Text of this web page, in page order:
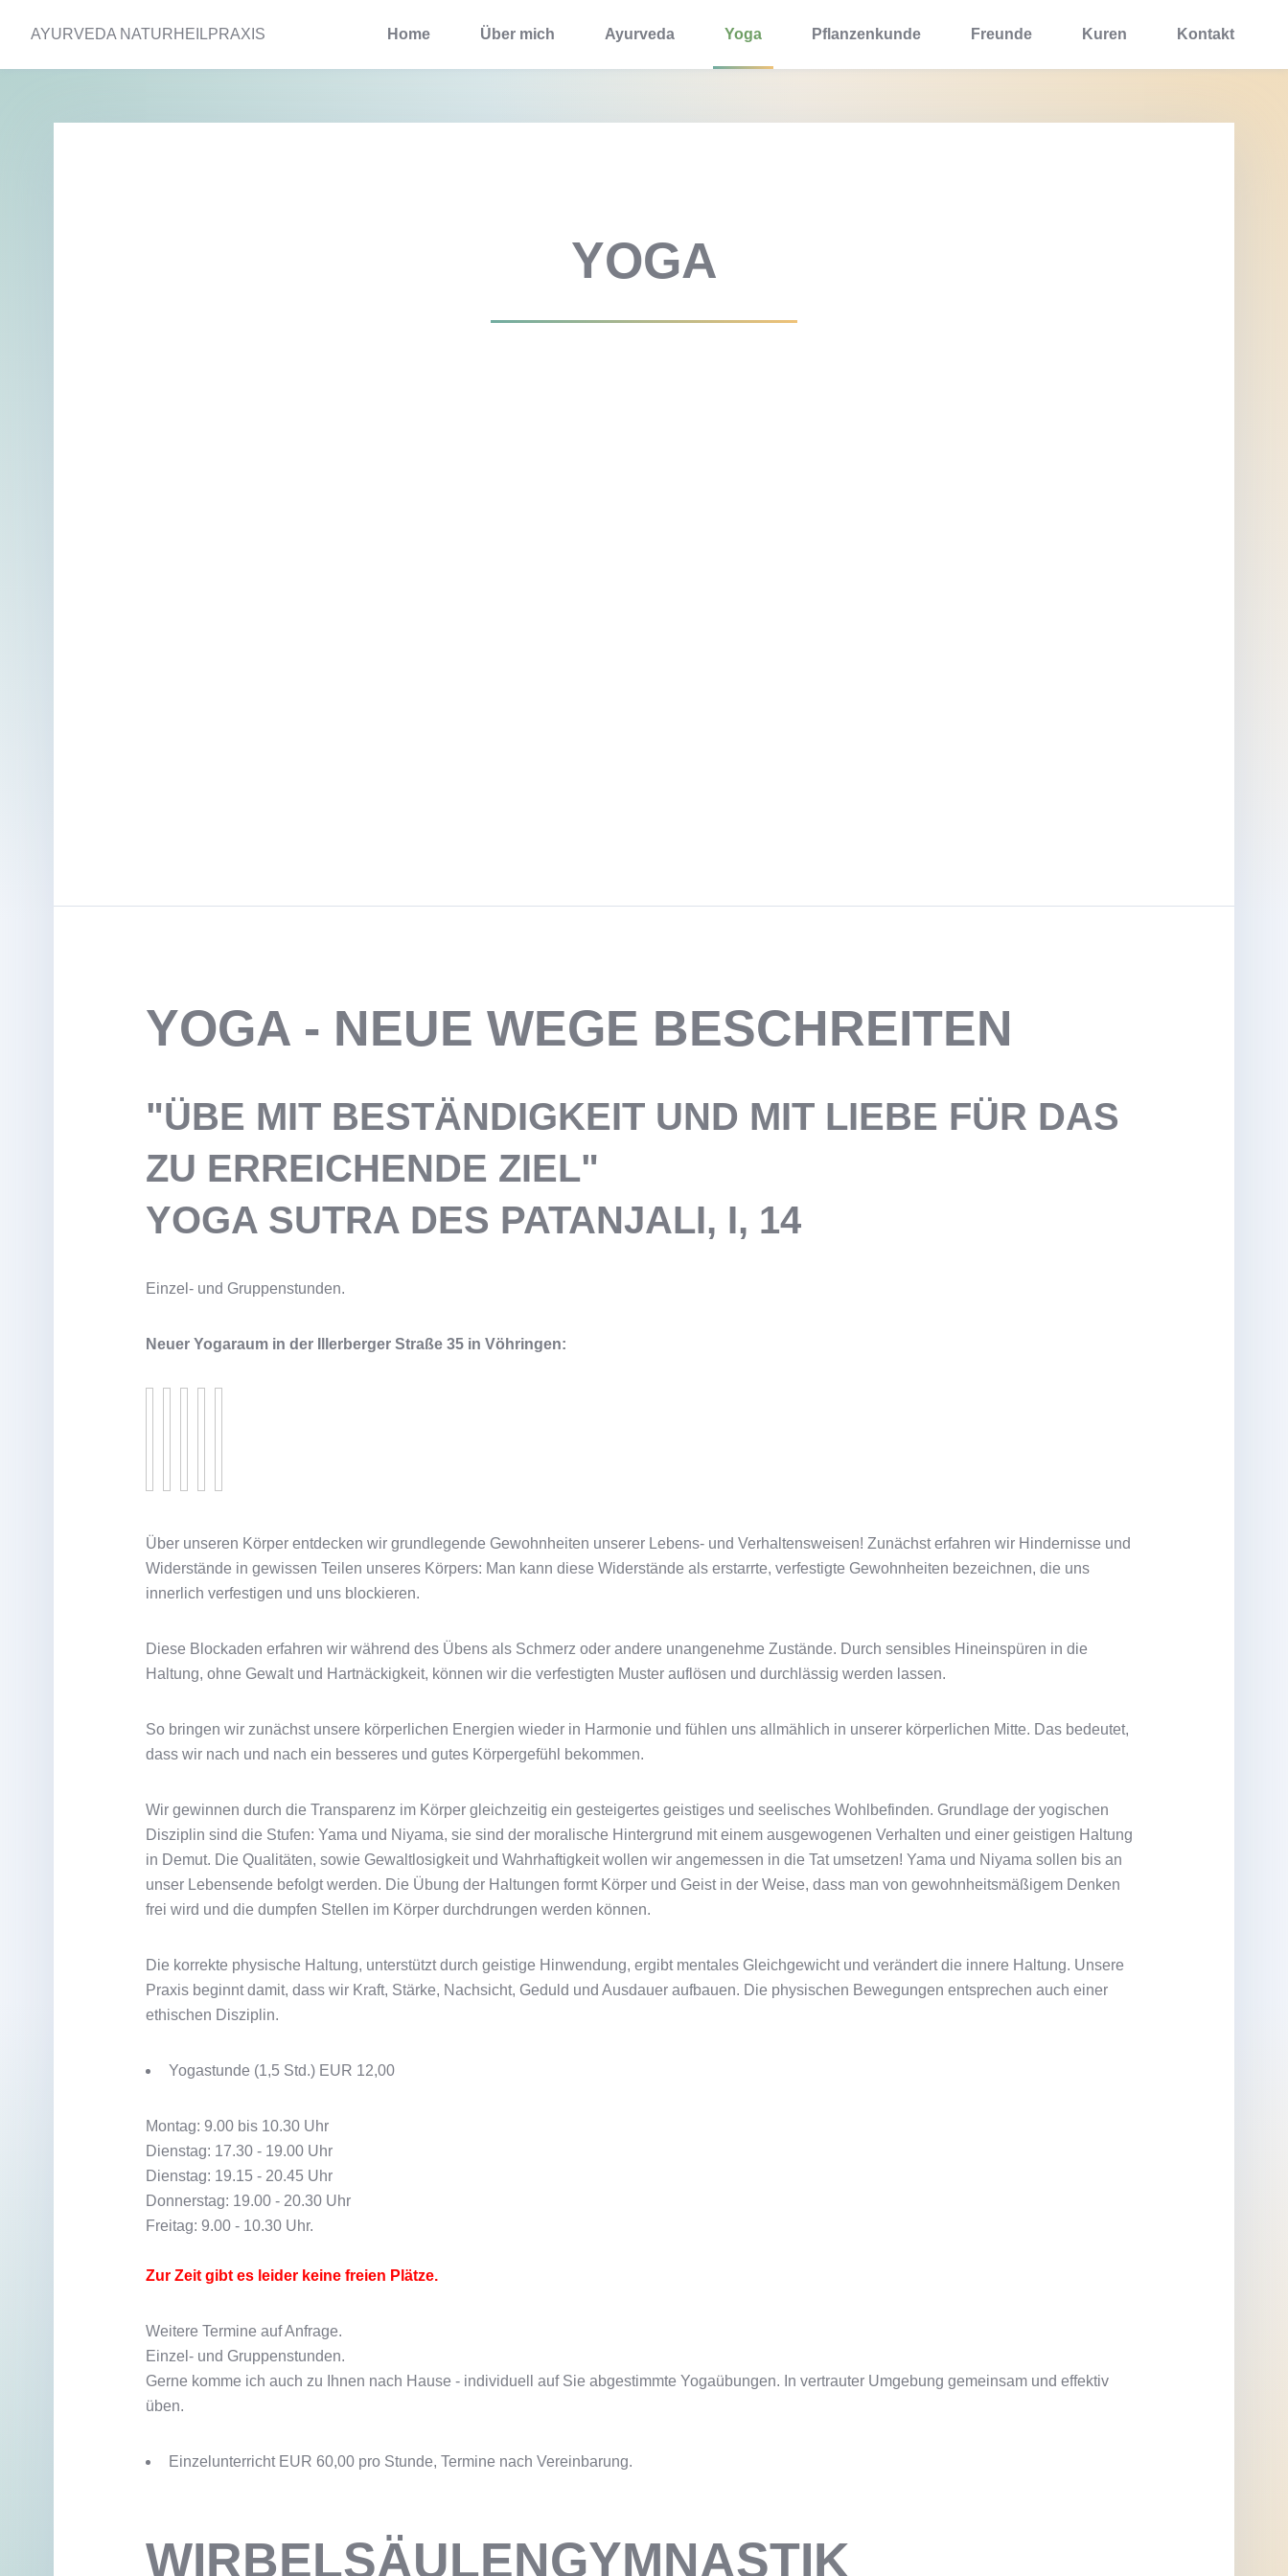
AYURVEDA NATURHEILPRAXIS Home Über mich Ayurveda Yoga Pflanzenkunde Freunde Kuren Kontakt
YOGA
YOGA - NEUE WEGE BESCHREITEN
"ÜBE MIT BESTÄNDIGKEIT UND MIT LIEBE FÜR DAS
ZU ERREICHENDE ZIEL"
YOGA SUTRA DES PATANJALI, I, 14
Einzel- und Gruppenstunden.
Neuer Yogaraum in der Illerberger Straße 35 in Vöhringen:
Über unseren Körper entdecken wir grundlegende Gewohnheiten unserer Lebens- und Verhaltensweisen! Zunächst erfahren wir Hindernisse und
Widerstände in gewissen Teilen unseres Körpers: Man kann diese Widerstände als erstarrte, verfestigte Gewohnheiten bezeichnen, die uns
innerlich verfestigen und uns blockieren.
Diese Blockaden erfahren wir während des Übens als Schmerz oder andere unangenehme Zustände. Durch sensibles Hineinspüren in die
Haltung, ohne Gewalt und Hartnäckigkeit, können wir die verfestigten Muster auflösen und durchlässig werden lassen.
So bringen wir zunächst unsere körperlichen Energien wieder in Harmonie und fühlen uns allmählich in unserer körperlichen Mitte. Das bedeutet,
dass wir nach und nach ein besseres und gutes Körpergefühl bekommen.
Wir gewinnen durch die Transparenz im Körper gleichzeitig ein gesteigertes geistiges und seelisches Wohlbefinden. Grundlage der yogischen
Disziplin sind die Stufen: Yama und Niyama, sie sind der moralische Hintergrund mit einem ausgewogenen Verhalten und einer geistigen Haltung
in Demut. Die Qualitäten, sowie Gewaltlosigkeit und Wahrhaftigkeit wollen wir angemessen in die Tat umsetzen! Yama und Niyama sollen bis an
unser Lebensende befolgt werden. Die Übung der Haltungen formt Körper und Geist in der Weise, dass man von gewohnheitsmäßigem Denken
frei wird und die dumpfen Stellen im Körper durchdrungen werden können.
Die korrekte physische Haltung, unterstützt durch geistige Hinwendung, ergibt mentales Gleichgewicht und verändert die innere Haltung. Unsere
Praxis beginnt damit, dass wir Kraft, Stärke, Nachsicht, Geduld und Ausdauer aufbauen. Die physischen Bewegungen entsprechen auch einer
ethischen Disziplin.
Yogastunde (1,5 Std.) EUR 12,00
Montag: 9.00 bis 10.30 Uhr
Dienstag: 17.30 - 19.00 Uhr
Dienstag: 19.15 - 20.45 Uhr
Donnerstag: 19.00 - 20.30 Uhr
Freitag: 9.00 - 10.30 Uhr.
Zur Zeit gibt es leider keine freien Plätze.
Weitere Termine auf Anfrage.
Einzel- und Gruppenstunden.
Gerne komme ich auch zu Ihnen nach Hause - individuell auf Sie abgestimmte Yogaübungen. In vertrauter Umgebung gemeinsam und effektiv
üben.
Einzelunterricht EUR 60,00 pro Stunde, Termine nach Vereinbarung.
WIRBELSÄULENGYMNASTIK